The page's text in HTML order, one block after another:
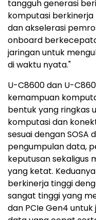
tangguh generasi
komputasi
dan akselerasi
onboard
jaringan untuk
di waktu nyata."
U-C8600 dan U-
kemampuan
bentuk yang ringkas
komputasi dan
sesuai dengan
pengumpulan data,
keputusan sekaligus
yang ketat.
berkinerja tinggi
sangat tinggi yang
dan PCIe Gen4